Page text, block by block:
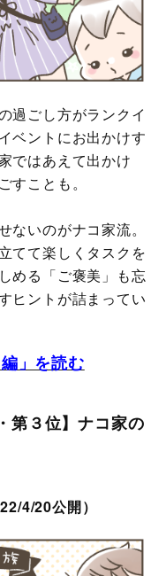
過ごし方がランクイ
ベントにお出かけす
ではあえて出かけ
すことも。
ないのがナコ家流。
てて楽しくタスクを
める「ご褒美」も忘
ヒントが詰まってい
」を読む
第３位】ナコ家の
4/20公開）